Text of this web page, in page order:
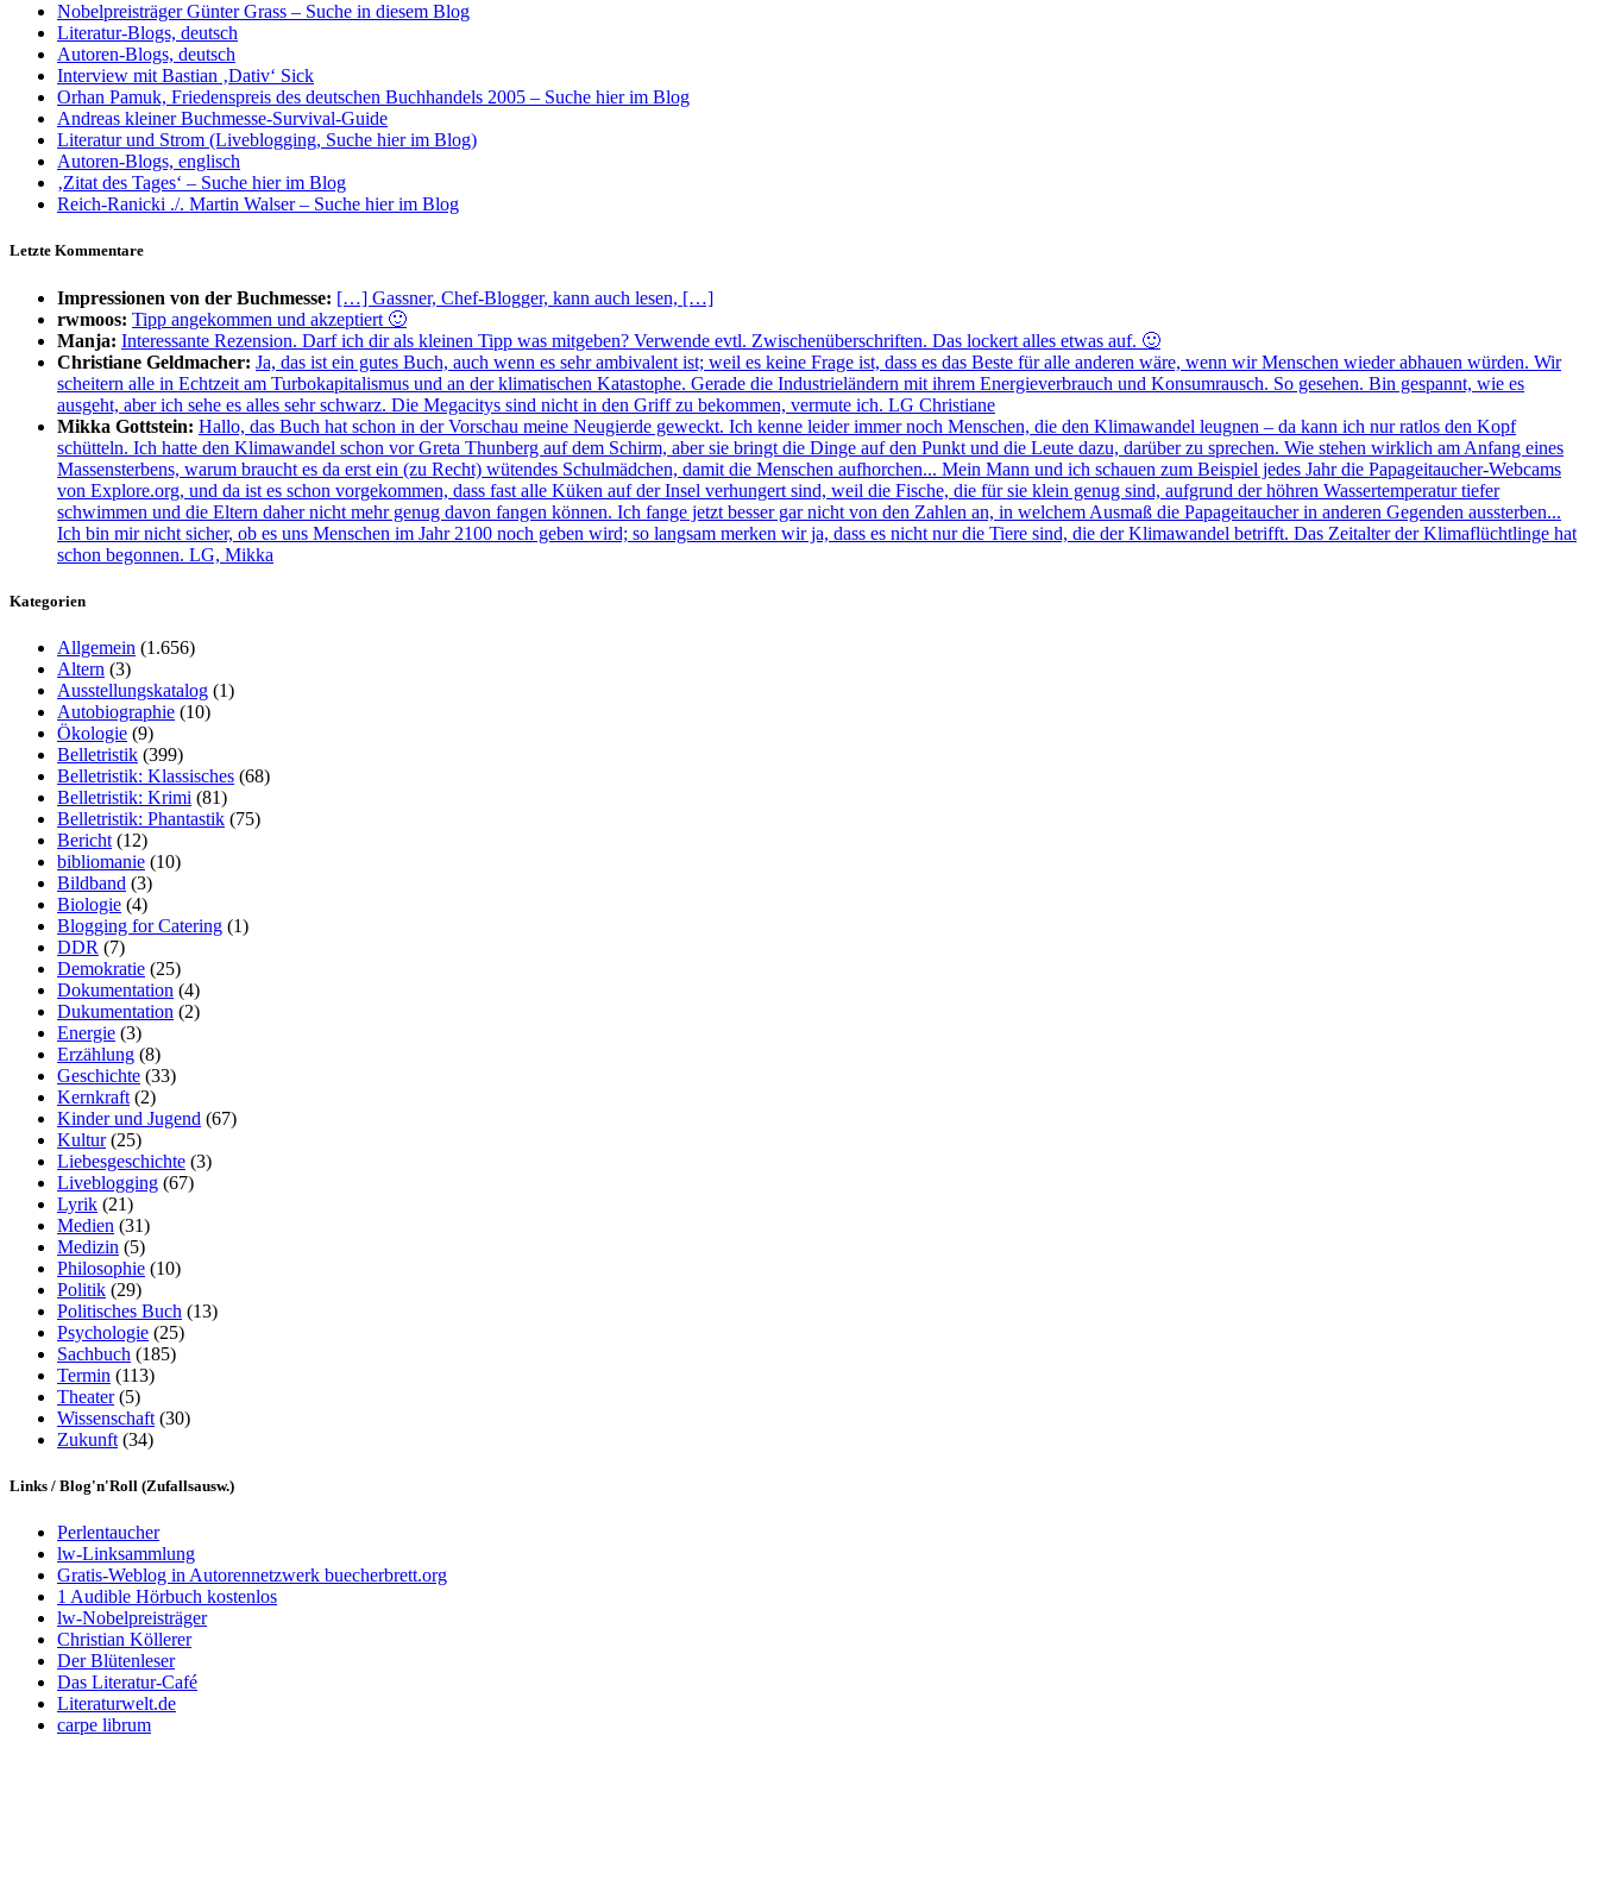
Nobelpreisträger Günter Grass – Suche in diesem Blog
Literatur-Blogs, deutsch
Autoren-Blogs, deutsch
Interview mit Bastian ‚Dativ‘ Sick
Orhan Pamuk, Friedenspreis des deutschen Buchhandels 2005 – Suche hier im Blog
Andreas kleiner Buchmesse-Survival-Guide
Literatur und Strom (Liveblogging, Suche hier im Blog)
Autoren-Blogs, englisch
‚Zitat des Tages‘ – Suche hier im Blog
Reich-Ranicki ./. Martin Walser – Suche hier im Blog
Letzte Kommentare
Impressionen von der Buchmesse: […] Gassner, Chef-Blogger, kann auch lesen, […]
rwmoos: Tipp angekommen und akzeptiert 🙂
Manja: Interessante Rezension. Darf ich dir als kleinen Tipp was mitgeben? Verwende evtl. Zwischenüberschriften. Das lockert alles etwas auf. 🙂
Christiane Geldmacher: Ja, das ist ein gutes Buch, auch wenn es sehr ambivalent ist; weil es keine Frage ist, dass es das Beste für alle anderen wäre, wenn wir Menschen wieder abhauen würden. Wir
scheitern alle in Echtzeit am Turbokapitalismus und an der klimatischen Katastophe. Gerade die Industrieländern mit ihrem Energieverbrauch und Konsumrausch. So gesehen. Bin gespannt, wie es
ausgeht, aber ich sehe es alles sehr schwarz. Die Megacitys sind nicht in den Griff zu bekommen, vermute ich. LG Christiane
Mikka Gottstein: Hallo, das Buch hat schon in der Vorschau meine Neugierde geweckt. Ich kenne leider immer noch Menschen, die den Klimawandel leugnen – da kann ich nur ratlos den Kopf
schütteln. Ich hatte den Klimawandel schon vor Greta Thunberg auf dem Schirm, aber sie bringt die Dinge auf den Punkt und die Leute dazu, darüber zu sprechen. Wie stehen wirklich am Anfang eines
Massensterbens, warum braucht es da erst ein (zu Recht) wütendes Schulmädchen, damit die Menschen aufhorchen... Mein Mann und ich schauen zum Beispiel jedes Jahr die Papageitaucher-Webcams
von Explore.org, und da ist es schon vorgekommen, dass fast alle Küken auf der Insel verhungert sind, weil die Fische, die für sie klein genug sind, aufgrund der höhren Wassertemperatur tiefer
schwimmen und die Eltern daher nicht mehr genug davon fangen können. Ich fange jetzt besser gar nicht von den Zahlen an, in welchem Ausmaß die Papageitaucher in anderen Gegenden aussterben...
Ich bin mir nicht sicher, ob es uns Menschen im Jahr 2100 noch geben wird; so langsam merken wir ja, dass es nicht nur die Tiere sind, die der Klimawandel betrifft. Das Zeitalter der Klimaflüchtlinge hat
schon begonnen. LG, Mikka
Kategorien
Allgemein (1.656)
Altern (3)
Ausstellungskatalog (1)
Autobiographie (10)
Ökologie (9)
Belletristik (399)
Belletristik: Klassisches (68)
Belletristik: Krimi (81)
Belletristik: Phantastik (75)
Bericht (12)
bibliomanie (10)
Bildband (3)
Biologie (4)
Blogging for Catering (1)
DDR (7)
Demokratie (25)
Dokumentation (4)
Dukumentation (2)
Energie (3)
Erzählung (8)
Geschichte (33)
Kernkraft (2)
Kinder und Jugend (67)
Kultur(25)
Liebesgeschichte (3)
Liveblogging (67)
Lyrik (21)
Medien (31)
Medizin (5)
Philosophie (10)
Politik (29)
Politisches Buch (13)
Psychologie (25)
Sachbuch (185)
Termin (113)
Theater(5)
Wissenschaft (30)
Zukunft (34)
Links / Blog'n'Roll (Zufallsausw.)
Perlentaucher
lw-Linksammlung
Gratis-Weblog in Autorennetzwerk buecherbrett.org
1 Audible Hörbuch kostenlos
lw-Nobelpreisträger
Christian Köllerer
Der Blütenleser
Das Literatur-Café
Literaturwelt.de
carpe librum